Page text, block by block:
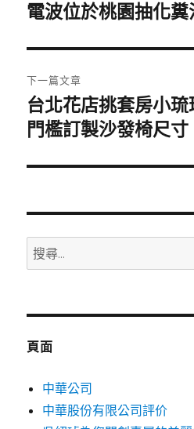
導
覽
一
文
章:
電波位於桃園抽化糞
下一篇文章
下
一
文
台北花店挑套房小
門檻訂製沙發椅尺寸
搜
尋
鍵
頁面
中華公司
中華股份有限公司評价